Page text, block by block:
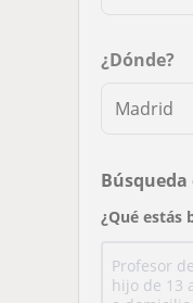
¿Dónde?
Búsqueda
¿Qué estás